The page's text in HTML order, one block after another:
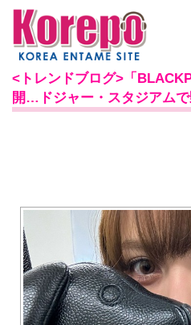
<トレンドブログ>「
開…ドジャー・スタジアム